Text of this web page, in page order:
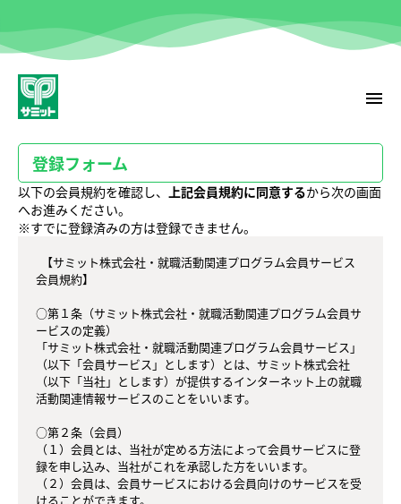
menu
登録フォーム
以下の会員規約を確認し、 上記会員規約に同意するから次の画面
へお進みください。
※すでに登録済みの方は登録できません。
会員規約】
○第１条（サミット株式会社・就職活動関連プログラム会員サ
ービスの定義）
「サミット株式会社・就職活動関連プログラム会員サービス」
（以下「会員サービス」とします）とは、サミット株式会社
（以下「当社」とします）が提供するインターネット上の就職
活動関連情報サービスのことをいいます。
○第２条（会員）
（１）会員とは、当社が定める方法によって会員サービスに登
録を申し込み、当社がこれを承認した方をいいます。
（２）会員は、会員サービスにおける会員向けのサービスを受
けることができます。